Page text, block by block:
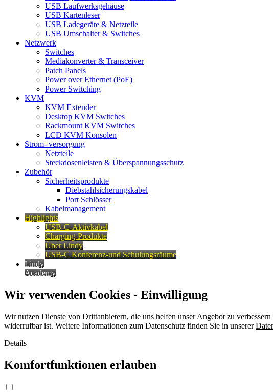
USB Laufwerksgehäuse
USB Kartenleser
USB Ladegeräte & Netzteile
USB Umschalter & Switches
Netzwerk
Switches
Mediakonverter & Transceiver
Patch Panels
Power over Ethernet (PoE)
Power Switching
KVM
KVM Extender
Desktop KVM Switches
Rackmount KVM Switches
LCD KVM Konsolen
Strom- versorgung
Netzteile
Steckdosenleisten & Überspannungsschutz
Zubehör
Sicherheitsprodukte
Diebstahlsicherungskabel
Port Schlösser
Kabelmanagement
Highlights
USB-C-Aktivkabel
Charging-Produkte
Über Lindy
USB-C Konferenz-und Schulungsräume
Lindy
Academy
Wir verwenden Cookies - Einwilligung
Wir nutzen Dienste von Drittanbietern, die uns helfen unser Angebot zu
widerrufbar ist. Weitere Informationen zum Datenschutz finden Sie in unserer
Details
Komfortfunktionen erlauben